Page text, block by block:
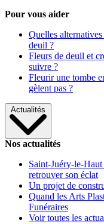
Pour vous aider
Quelles
deuil ?
Fleurs de deuil et
suivre ?
Fleurir une tombe
gèlent pas ?
Actualités
Nos actualités
Saint-Juéry-le-
retrouver son éclat
Un projet de
Quand les Arts
Funéraires
Voir toutes les